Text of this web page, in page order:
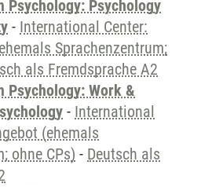
Psychology: Psychology
- International Center:
Sprachenzentrum;
als Fremdsprache A2
Psychology: Work &
- International
(ehemals
ohne CPs) - Deutsch als